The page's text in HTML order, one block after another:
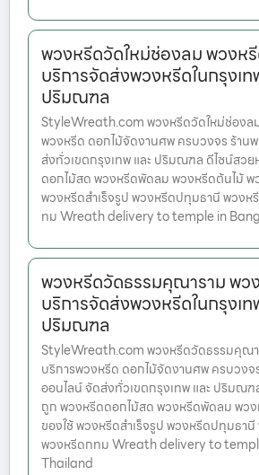
พวงหรีดวัดใหม่ช่องลม พวงห
บริการจัดส่งพวงหรีดในกรุงเท
ปริมณฑล
StyleWreath.com พวงหรีดวัดใหม่ช่องล
พวงหรีด ดอกไม้จัดงานศพ ครบวงจร ร้าน
ส่งทั่วเขตกรุงเทพ และ ปริมณฑล ดีไซน์สว
ดอกไม้สด พวงหรีดพัดลม พวงหรีดต้นไม้ พ
พวงหรีดสำเร็จรูป พวงหรีดปทุมธานี พวง
ทม Wreath delivery to temple in
พวงหรีดวัดธรรมคุณาราม พว
บริการจัดส่งพวงหรีดในกรุงเท
ปริมณฑล
StyleWreath.com พวงหรีดวัดธรรมคุณา
บริการพวงหรีด ดอกไม้จัดงานศพ ครบวงจ
ออนไลน์ จัดส่งทั่วเขตกรุงเทพ และ ปริมณฑ
ถูก พวงหรีดดอกไม้สด พวงหรีดพัดลม พว
ของใช้ พวงหรีดสำเร็จรูป พวงหรีดปทุมธา
พวงหรีดกทม Wreath delivery to
Thailand